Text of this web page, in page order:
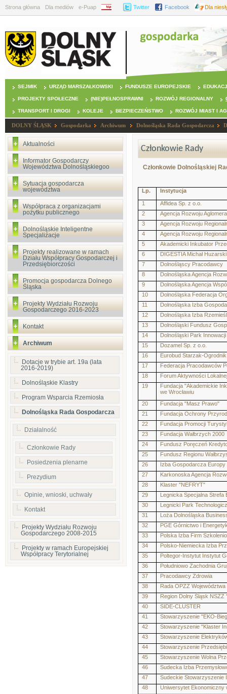
Strona główna Dla mediów e-Puap BIP Twitter Facebook Dla
SEJMIK URZĄD MARSZAŁKOWSKI FUNDUSZE EUROPEJSKIE
PROJEKTY SPOŁECZNE (NIE)PEŁNOSPRAWNI ROZWÓJ REGIONALNY
TRANSPORT I DROGI KOLEJE BEZPIECZEŃSTWO ROZWÓJ MIAST I
DOLNY ŚLĄSK Gospodarka Archiwum Dolnośląska Rada Gospodarcza
Aktualności
Informator Gospodarczy
Województwa Dolnośląskiegoo
Sytuacja gospodarcza
województwa
Współpraca z organizacjami
pożytku publicznego
Dolnośląskie Inteligentne
Specjalizacje
Projekty realizowane w ramach
Działu Współpracy Gospodarczej i
Przedsiębiorczości
Promocja gospodarcza Dolnego
Śląska
Projekty Wydziału Rozwoju
Gospodarczego 2016-2023
Kontakt
Archiwum
Dotacje w trybie art. 19a (lata
2016-2019)
Dolnośląskie Klastry
Program Wsparcia Rzemiosła
Dolnośląska Rada Gospodarcza
Działalność
Członkowie Rady
Posiedzenia plenarne
Prezydium
Opinie, wnioski, uchwały
Kontakt
Projekty Wydziału Rozwoju
Gospodarczego 2008-2015
Projekty w ramach Europejskiej
Współpracy Terytorialnej
Członkowie Rady
Członkowie Dolnośląskiej
Lp. Instytucja
1
Affidea Sp. z o.o.
2
Agencja Rozwoju
3
Agencja Rozwoju
4
Agencja Rozwoju
5
Akademicki Inkubator
6
DIGESTIA Michał Huzarski
7
Dolnośląscy Pracodawcy
8
Dolnośląska Agencja
9
Dolnośląska Agencja
10
Dolnośląska Federacja
11
Dolnośląska Izba
12
Dolnośląska Izba
13
Dolnośląski Fundusz
14
Dolnośląski Park
15
Dozamel Sp. z o.o.
16
Eurobud Starzak-
17
Federacja Pracodawców
18
Forum Aktywności
19
Fundacja "Akademickie
we Wrocławiu
20
Fundacja "Masz Prawo"
21
Fundacja Ochrony
22
Fundacja Promocji
23
Fundacja Wałbrzych 2000
24
Fundusz Poręczeń
25
Fundusz Regionu
26
Izba Gospodarcza Europy
27
Karkonoska Agencja
28
Klaster "NEFRYT"
29
Legnicka Specjalna Strefa
30
Legnicki Park
31
Loża Dolnośląska
32
PGE Górnictwo i
33
Polska Izba Firm
34
Polsko-Niemiecka Izba
35
Poltegor-Instytut Instytut
36
Południowo Zachodnia
37
Pracodawcy Zdrowia
38
Rada OPZZ
39
Region Dolny Śląsk NSZZ
40
SIDE-CLUSTER
41
Stowarzyszenie "EKO-
42
Stowarzyszenie "Klaster
43
Stowarzyszenie
44
Stowarzyszenie
45
Stowarzyszenie Wolna
46
Sudecka Izba
47
Sudeckie Stowarzyszenie
48
Uniwersytet Ekonomiczny